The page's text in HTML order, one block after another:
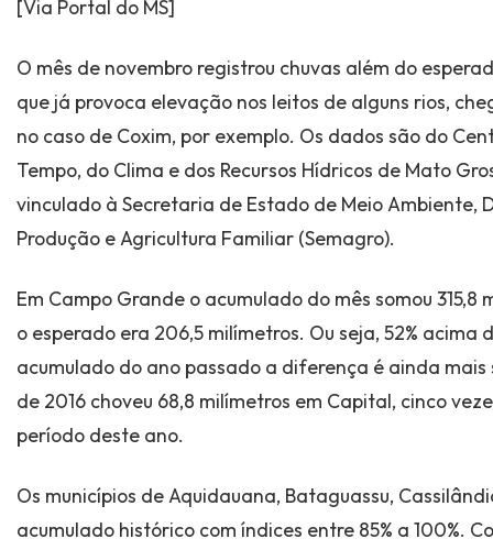
[Via Portal do MS]
O mês de novembro registrou chuvas além do
que já provoca elevação nos leitos de alguns rios,
no caso de Coxim, por exemplo. Os dados são do
Tempo, do Clima e dos Recursos Hídricos de Mato
vinculado à Secretaria de Estado de Meio Ambiente,
Produção e Agricultura Familiar (Semagro).
Em Campo Grande o acumulado do mês somou
o esperado era 206,5 milímetros. Ou seja, 52% acima
acumulado do ano passado a diferença é ainda
de 2016 choveu 68,8 milímetros em Capital, cinco
período deste ano.
Os municípios de Aquidauana, Bataguassu,
acumulado histórico com índices entre 85% a 100%.